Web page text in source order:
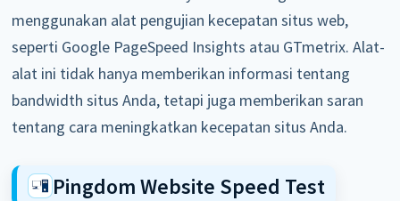
menggunakan alat pengujian kecepatan situs web,
seperti Google PageSpeed Insights atau GTmetrix. Alat-
alat ini tidak hanya memberikan informasi tentang
bandwidth situs Anda, tetapi juga memberikan saran
tentang cara meningkatkan kecepatan situs Anda.
Pingdom Website Speed Test